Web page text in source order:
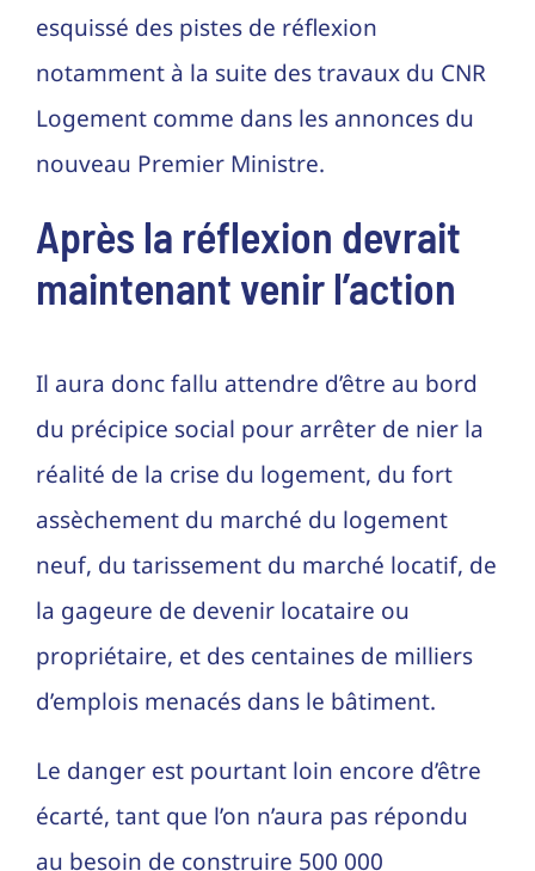
esquissé des pistes de réflexion
notamment à la suite des travaux du CNR
Logement comme dans les annonces du
nouveau Premier Ministre.
Après la réflexion devrait
maintenant venir l’action
Il aura donc fallu attendre d’être au bord
du précipice social pour arrêter de nier la
réalité de la crise du logement, du fort
assèchement du marché du logement
neuf, du tarissement du marché locatif, de
la gageure de devenir locataire ou
propriétaire, et des centaines de milliers
d’emplois menacés dans le bâtiment.
Le danger est pourtant loin encore d’être
écarté, tant que l’on n’aura pas répondu
au besoin de construire 500 000